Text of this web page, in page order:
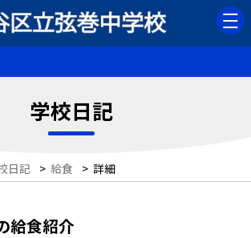
学校日記
日記 > 給食 > 詳細
給食紹介